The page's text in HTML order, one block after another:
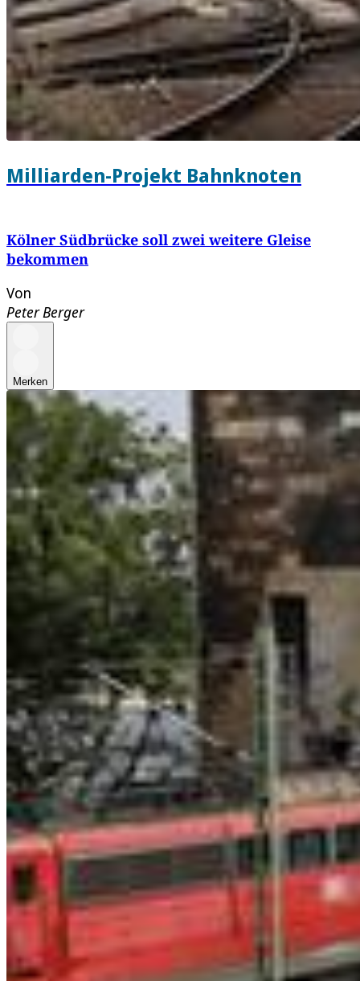
Milliarden-Projekt Bahnknoten
Kölner Südbrücke soll zwei weitere Gleise
bekommen
Von
Peter Berger
Merken